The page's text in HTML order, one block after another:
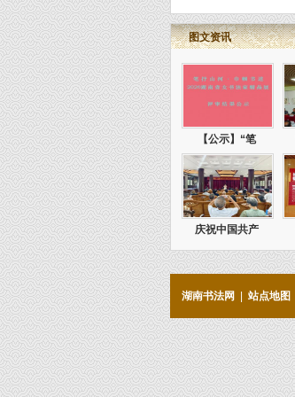
图文资讯
【公示】“笔
庆祝中国共产
湖南书法网 站点地图